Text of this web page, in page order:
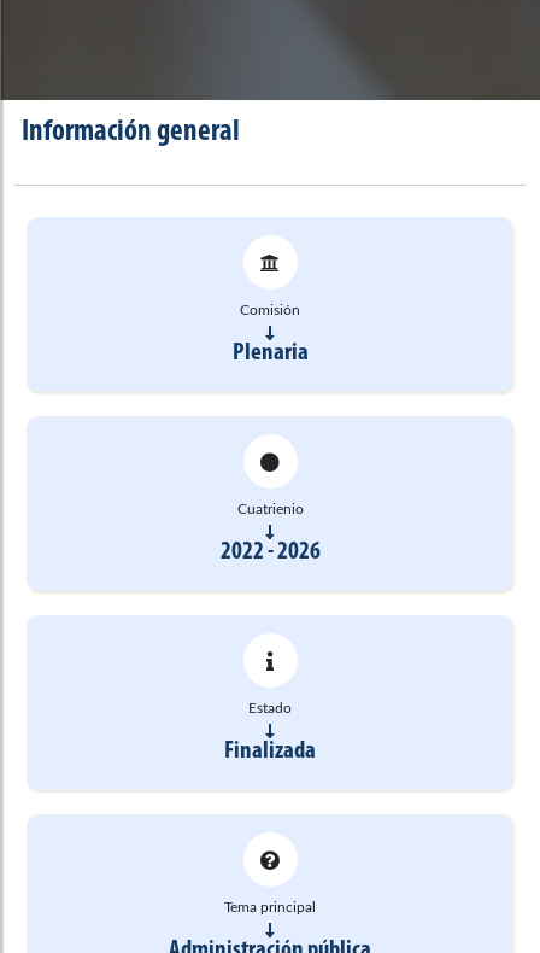
Información general
Comisión
Plenaria
Cuatrienio
2022 - 2026
Estado
Finalizada
Tema principal